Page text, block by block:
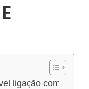
ligação com